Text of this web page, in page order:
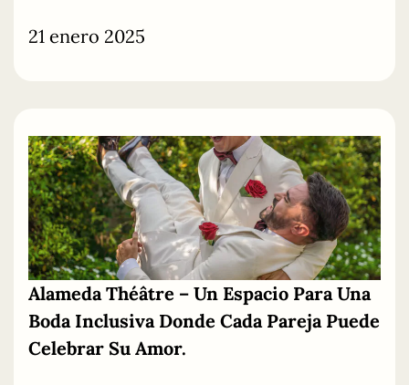
21 enero 2025
AlamedaThéâtre – Un Espacio Para Una
Boda Inclusiva Donde Cada Pareja Puede
Celebrar Su Amor.